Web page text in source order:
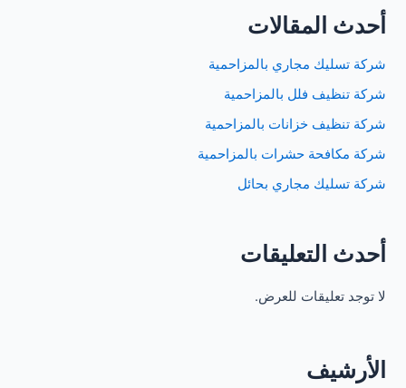
أحدث المقالات
شركة تسليك مجاري بالمزاحمية
شركة تنظيف فلل بالمزاحمية
شركة تنظيف خزانات بالمزاحمية
شركة مكافحة حشرات بالمزاحمية
شركة تسليك مجاري بحائل
أحدث التعليقات
لا توجد تعليقات للعرض.
الأرشيف